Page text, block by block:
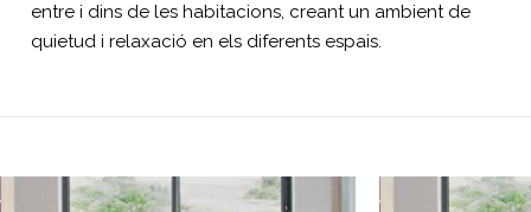
entre i dins de les habitacions, creant un ambient de
quietud i relaxació en els diferents espais.